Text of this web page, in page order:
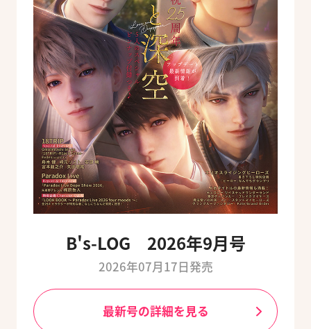
B's-LOG 2026年9月号
2026年07月17日発売
最新号の詳細を見る